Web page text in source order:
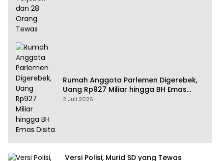
Rumah Anggota Parlemen Digerebek,
Uang Rp927 Miliar hingga BH Emas
Disita
2 Juli 2026
Versi Polisi, Murid SD yang Tewas